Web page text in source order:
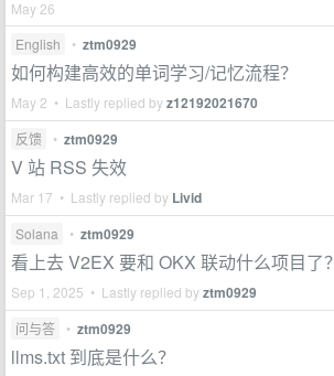
May 26
English
• ztm0929
如何构建高效的单词学习/记忆流程？
May 2 • Lastly replied byz12192021670
反馈 • ztm0929
V 站 RSS 失效
Mar 17 • Lastly replied by Livid
Solana • ztm0929
看上去 V2EX 要和 OKX 联动什么项目了？
Sep 1, 2025 • Lastly replied byztm0929
问与答 • ztm0929
llms.txt 到底是什么？